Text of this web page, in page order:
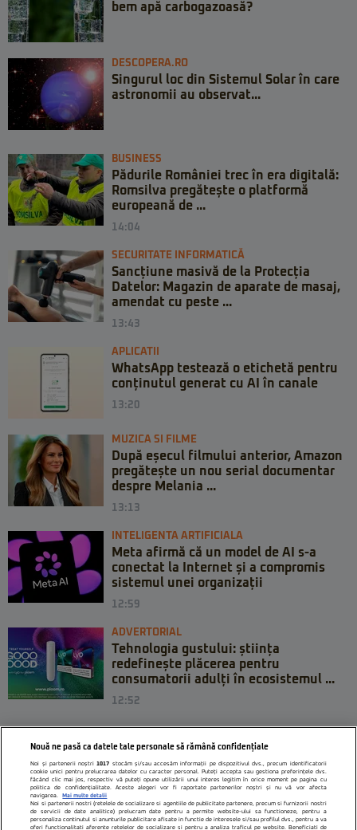
bem apă carbogazoasă?
DESCOPERA.RO
Singurul loc din Sistemul Solar în care
astronomii au observat...
BUSINESS
Pădurile României trec în era digitală:
Romsilva pregătește o platformă
europeană de ...
14:04
SECURITATE INFORMATICĂ
Sancțiune masivă de la Protecția
Datelor: Magazin de aparate de masaj,
amendat cu peste ...
13:43
APLICATII
WhatsApp testează o etichetă pentru
conținutul generat cu AI în canale
13:20
MUZICA SI FILME
După eșecul filmului anterior, Amazon
pregătește un nou serial documentar
despre Melania ...
13:13
INTELIGENTA ARTIFICIALA
Meta afirmă că un model de AI s-a
conectat la Internet și a compromis
sistemul unei organizații
12:59
ADVERTORIAL
Tehnologia gustului: știința
redefinește plăcerea pentru
consumatorii adulți în ecosistemul ...
12:52
Nouă ne pasă ca datele tale personale să rămână confidențiale
Noi și partenerii noștri1017 stocăm și/sau accesăm informații pe dispozitivul dvs., precum identificatorii
cookie unici pentru prelucrarea datelor cu caracter personal. Puteți accepta sau gestiona preferințele dvs.
făcând clic mai jos, respectiv vă puteți opune utilizării unui interes legitim în orice moment pe pagina cu
politica de confidențialitate. Aceste alegeri vor fi raportate partenerilor noștri și nu vă vor afecta
navigarea.
Mai multe detalii
Noi si partenerii nostri (retelele de socializare si agentiile de publicitate partenere, precum si furnizorii nostri
de servicii de date analitice) prelucram date pentru a permite website-ului sa functioneze, pentru a
personaliza continutul si anunturile publicitare afisate in functie de interesele si/sau profilul dvs., pentru a va
oferi functionalitati aferente retelelor de socializare si pentru a analiza traficul pe website. Beneficiati de